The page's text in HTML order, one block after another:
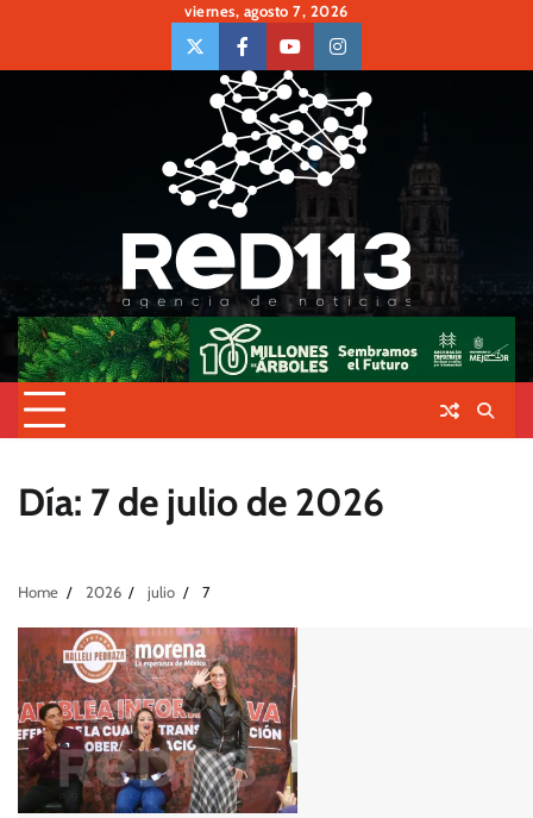
content
viernes, agosto 7, 2026
twiter Face Youtubeinsta
Día: 7 de julio de 2026
Home 2026 julio 7